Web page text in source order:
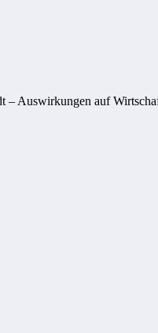
– Auswirkungen auf